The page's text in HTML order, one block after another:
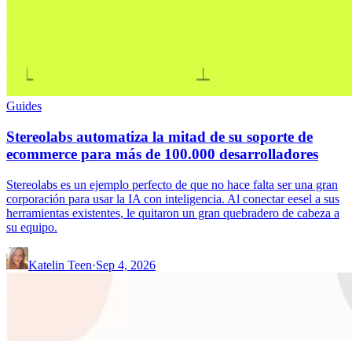
Guides
Stereolabs automatiza la mitad de su soporte de
ecommerce para más de 100.000 desarrolladores
Stereolabs es un ejemplo perfecto de que no hace falta ser una gran
corporación para usar la IA con inteligencia. Al conectar eesel a sus
herramientas existentes, le quitaron un gran quebradero de cabeza a
su equipo.
Katelin Teen·Sep 4, 2026